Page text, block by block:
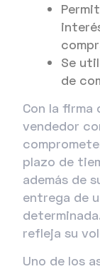
Se
de
Con la
vendedor
plazo de
además de
entrega de
refleja su
Uno de los